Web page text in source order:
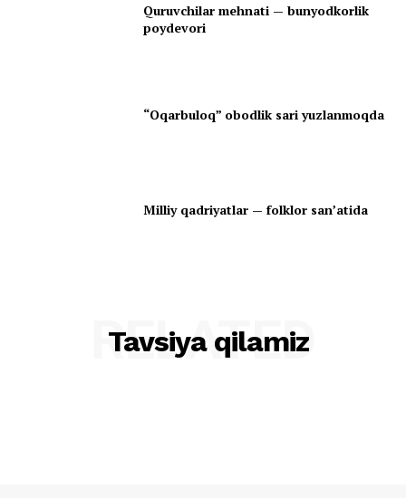
Quruvchilar mehnati — bunyodkorlik
poydevori
“Oqarbuloq” obodlik sari yuzlanmoqda
Milliy qadriyatlar — folklor san’atida
Tavsiya qilamiz
RELATED